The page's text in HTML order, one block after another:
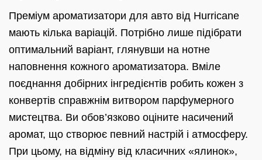
Преміум ароматизатори для авто від Hurricane
мають кілька варіацій. Потрібно лише підібрати
оптимальний варіант, глянувши на нотне
наповнення кожного ароматизатора. Вміле
поєднання добірних інгредієнтів робить кожен з
конвертів справжнім витвором парфумерного
мистецтва. Ви обов’язково оціните насичений
аромат, що створює певний настрій і атмосферу.
При цьому, на відміну від класичних «ялинок»,